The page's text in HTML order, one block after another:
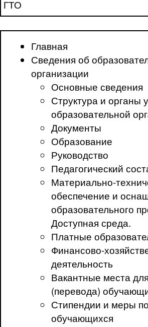
ГТО
Главная
Сведения об
организации
Основные сведения
Структура и органы
образовательной
Документы
Образование
Руководство
Педагогический
Материально-
обеспечение и
образовательного
Доступная среда.
Платные
Финансово-
деятельность
Вакантные места
(перевода)
Стипендии и меры
обучающихся